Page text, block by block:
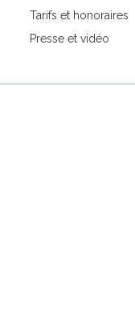
Tarifs et honoraires
Presse et vidéo